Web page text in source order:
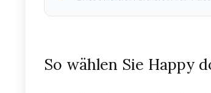
So wählen Sie Happy